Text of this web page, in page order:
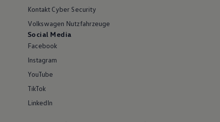
Kontakt Cyber Security
Volkswagen Nutzfahrzeuge
Social Media
Facebook
Instagram
YouTube
TikTok
LinkedIn